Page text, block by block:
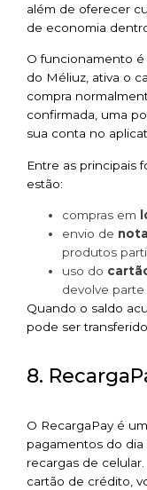
além de oferecer
de economia
O funcionamento
do Méliuz, ativa o
compra
confirmada, uma
sua conta no
Entre as principais
estão:
compras em
envio de
produtos
uso do
devolve parte
Quando o saldo
pode ser
8.
O RecargaPay é
pagamentos do
recargas de
cartão de crédito,